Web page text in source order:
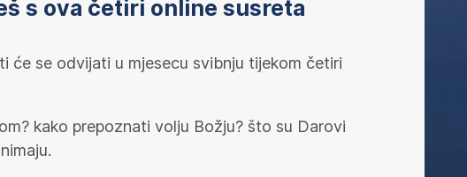
s ova četiri online susreta
će se odvijati u mjesecu svibnju tijekom četiri
kako prepoznati volju Božju? što su Darovi